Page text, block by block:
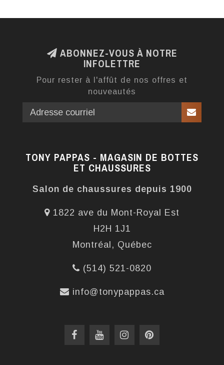
ABONNEZ-VOUS À NOTRE
INFOLETTRE
Pour rester à l'affût de nos offres et
nouveautés
TONY PAPPAS - MAGASIN DE BOTTES
ET CHAUSSURES
Salon de chaussures depuis 1900
1822 ave du Mont-Royal Est
H2H 1J1
Montréal, Québec
(514) 521-0820
info@tonypappas.ca